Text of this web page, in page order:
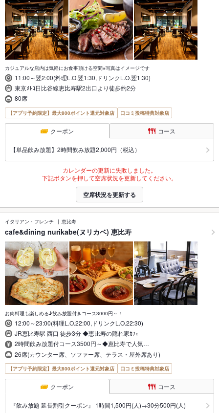
カジュアルな店内は気軽にお食事頂ける空間※写真はイメージです
11:00～翌2:00(料理L.O.翌1:30,ドリンクL.O.翌1:30)
東京ﾒﾄﾛ日比谷線恵比寿駅2出口より徒歩約2分
80席
【アプリ予約限定】最大800ポイント還元対象店 口コミ投稿特典対象店
クーポン コース
【単品飲み放題】2時間飲み放題2,000円（税込）
カレンダーの更新に失敗しました。
下記ボタンを押して空席状況を更新してください。
空席状況を更新する
イタリアン・フレンチ 恵比寿
cafe&dining nurikabe(ヌリカベ) 恵比寿
お肉料理も楽しめる♪飲み放題付きコース3000円～！
12:00～23:00(料理L.O.22:00,ドリンクL.O.22:30)
JR恵比寿駅 西口 徒歩3分 ◆恵比寿の隠れ家ｶﾌｪ
2時間飲み放題付コース3500円～◆恵比寿で人気…
26席(カウンター席、ソファー席、テラス・屋外席あり)
【アプリ予約限定】最大800ポイント還元対象店 口コミ投稿特典対象店
クーポン コース
『飲み放題 延長割引クーポン』 1時間1,500円(人)→30分500円(人)